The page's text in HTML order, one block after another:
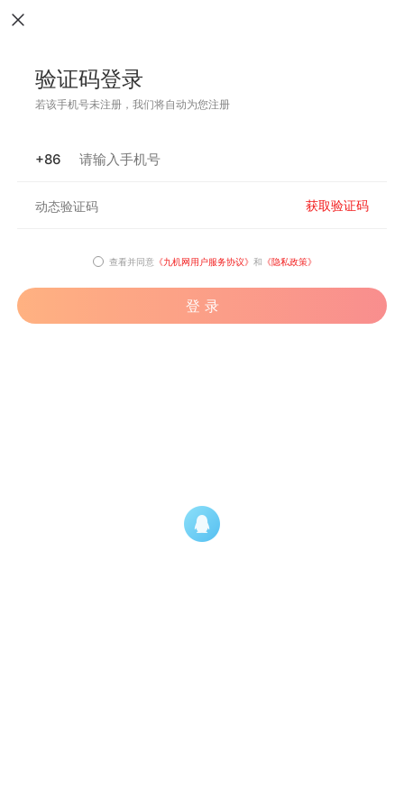
验证码登录
若该手机号未注册，我们将自动为您注册
+86
获取验证码
查看并同意 《九机网用户服务协议》 和 《隐私政策》
登 录